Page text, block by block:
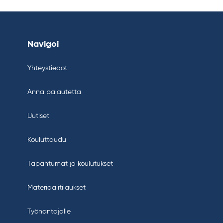
Navigoi
Yhteystiedot
Anna palautetta
Uutiset
Kouluttaudu
Tapahtumat ja koulutukset
Materiaalitilaukset
Työnantajalle